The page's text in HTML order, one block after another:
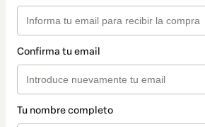
Confirma tu email
Tu nombre completo